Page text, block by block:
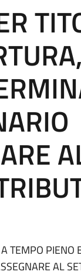
TEMPO PIENO
AL